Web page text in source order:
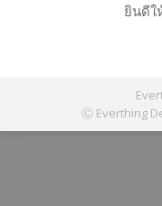
ยินดีใ
Ⓒ Everthing